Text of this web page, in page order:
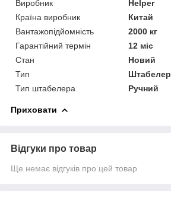
Виробник
Helper
Країна виробник
Китай
Вантажопідйомність
2000 кг
Гарантійний термін
12 міс
Стан
Новий
Тип
Штабелер
Тип штабелера
Ручний
Приховати
Відгуки про товар
Ще немає відгуків про цей товар